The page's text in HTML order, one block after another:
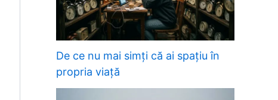
De ce nu mai simți că ai spațiu în
propria viață